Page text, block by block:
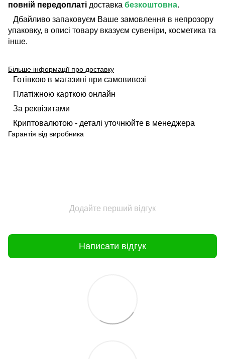
повній передоплаті доставка безкоштовна.
Дбайливо запаковуєм Ваше замовлення в непрозору
упаковку, в описі товару вказуєм сувеніри, косметика та
інше.
Більше інформації про доставку
Готівкою в магазині при самовивозі
Платіжною карткою онлайн
За реквізитами
Криптовалютою - деталі уточнюйте в менеджера
Гарантія від виробника
Додайте перший відгук
Написати відгук